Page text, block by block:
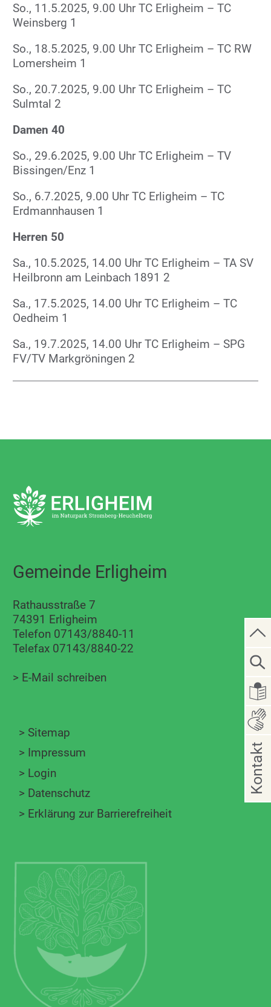
So., 11.5.2025, 9.00 Uhr TC Erligheim – TC
Weinsberg 1
So., 18.5.2025, 9.00 Uhr TC Erligheim – TC RW
Lomersheim 1
So., 20.7.2025, 9.00 Uhr TC Erligheim – TC
Sulmtal 2
Damen 40
So., 29.6.2025, 9.00 Uhr TC Erligheim – TV
Bissingen/Enz 1
So., 6.7.2025, 9.00 Uhr TC Erligheim – TC
Erdmannhausen 1
Herren 50
Sa., 10.5.2025, 14.00 Uhr TC Erligheim – TA SV
Heilbronn am Leinbach 1891 2
Sa., 17.5.2025, 14.00 Uhr TC Erligheim – TC
Oedheim 1
Sa., 19.7.2025, 14.00 Uhr TC Erligheim – SPG
FV/TV Markgröningen 2
Gemeinde Erligheim
Rathausstraße 7
74391 Erligheim
Telefon 07143/8840-11
Telefax 07143/8840-22
> E-Mail schreiben
> Sitemap
> Impressum
> Login
> Datenschutz
> Erklärung zur Barrierefreiheit
Kontakt